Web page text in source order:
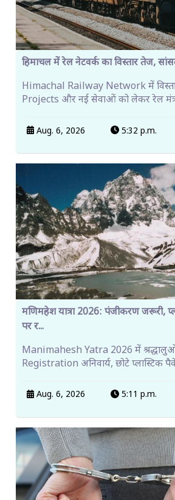
हिमाचल में रेल नेटवर्क का विस्तार तेज,
Himachal Railway Network में
Projects और नई सेवाओं को लेकर रेल
Aug. 6, 2026 5:32 p.m.
मणिमहेश यात्रा 2026: पंजीकरण जरूरी,
पर र...
Manimahesh Yatra 2026 में
Registration अनिवार्य, छोटे प्लास्टिक
Aug. 6, 2026 5:11 p.m.